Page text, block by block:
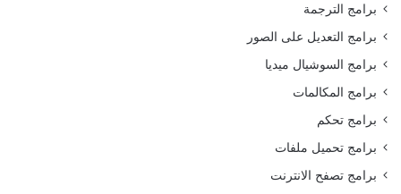
برامج الترجمة
برامج التعديل على الصور
برامج السوشيال ميديا
برامج المكالمات
برامج تحكم
برامج تحميل ملفات
برامج تصفح الانترنت